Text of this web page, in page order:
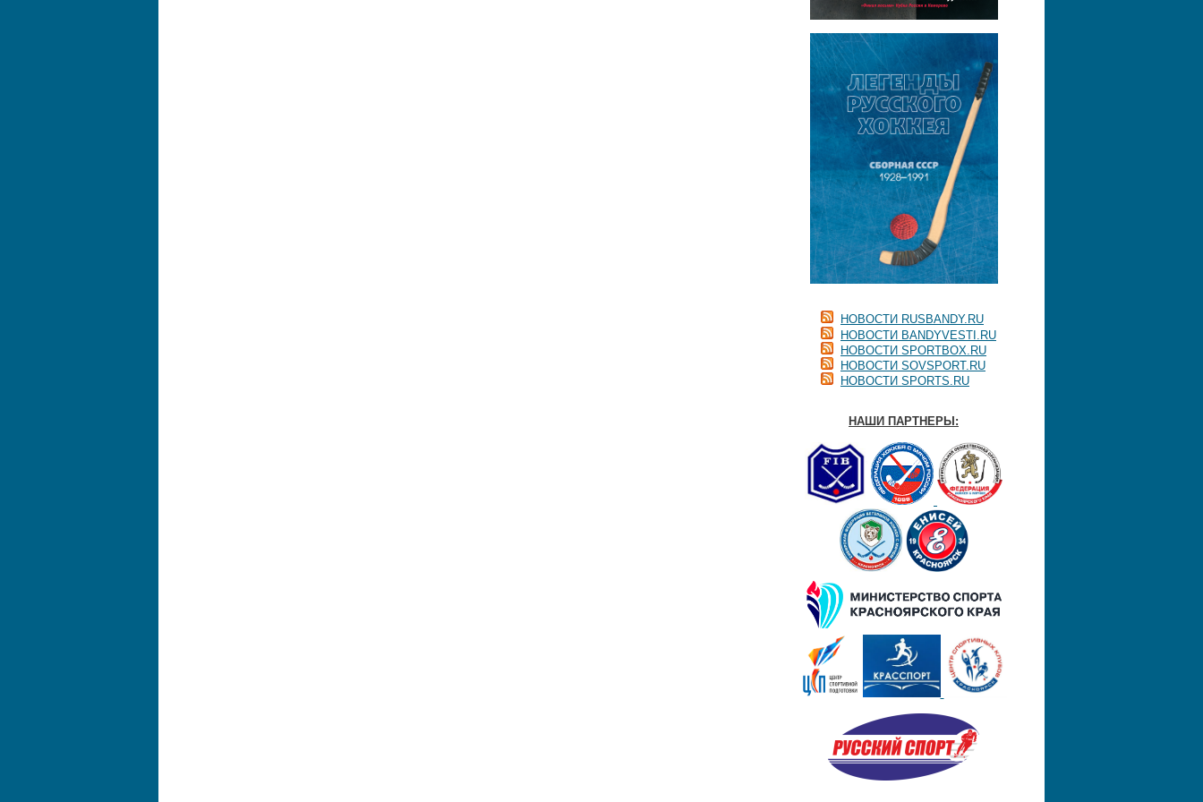
НОВОСТИ RUSBANDY.RU
НОВОСТИ BANDYVESTI.RU
НОВОСТИ SPORTBOX.RU
НОВОСТИ SOVSPORT.RU
НОВОСТИ SPORTS.RU
НАШИ ПАРТНЕРЫ: